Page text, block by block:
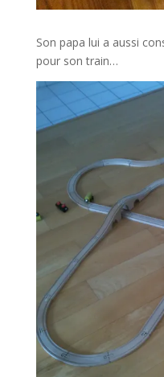
Son papa lui a aussi
pour son train…